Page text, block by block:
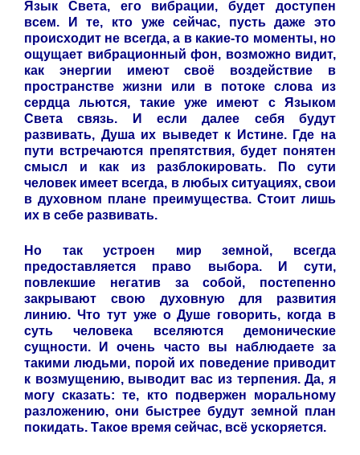
Язык Света, его вибрации, будет доступен
всем. И те, кто уже сейчас, пусть даже это
происходит не всегда, а в какие-то моменты, но
ощущает вибрационный фон, возможно видит,
как энергии имеют своё воздействие в
пространстве жизни или в потоке слова из
сердца льются, такие уже имеют с Языком
Света связь. И если далее себя будут
развивать, Душа их выведет к Истине. Где на
пути встречаются препятствия, будет понятен
смысл и как из разблокировать. По сути
человек имеет всегда, в любых ситуациях, свои
в духовном плане преимущества. Стоит лишь
их в себе развивать.
Но так устроен мир земной, всегда
предоставляется право выбора. И сути,
повлекшие негатив за собой, постепенно
закрывают свою духовную для развития
линию. Что тут уже о Душе говорить, когда в
суть человека вселяются демонические
сущности. И очень часто вы наблюдаете за
такими людьми, порой их поведение приводит
к возмущению, выводит вас из терпения. Да, я
могу сказать: те, кто подвержен моральному
разложению, они быстрее будут земной план
покидать. Такое время сейчас, всё ускоряется.